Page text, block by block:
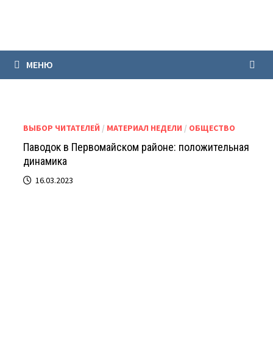
МЕНЮ
ВЫБОР ЧИТАТЕЛЕЙ / МАТЕРИАЛ НЕДЕЛИ / ОБЩЕСТВО
Паводок в Первомайском районе: положительная
динамика
16.03.2023